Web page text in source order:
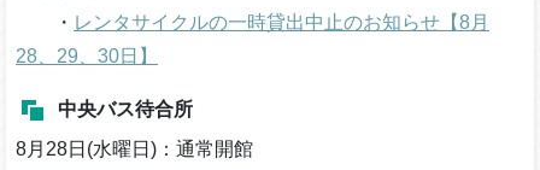
・ レンタサイクルの一時貸出中止のお知らせ【8月
28、29、30日】
中央バス待合所
8月28日(水曜日)：通常開館